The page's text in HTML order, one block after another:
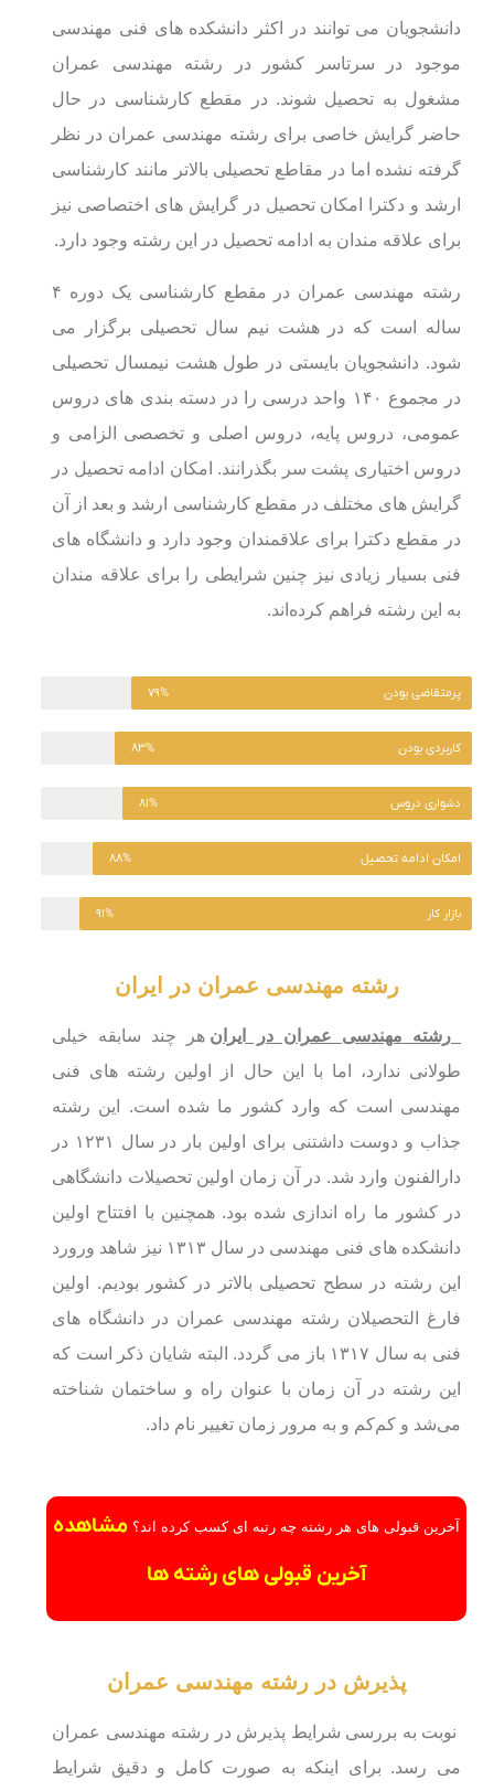
دانشجویان می توانند در اکثر دانشکده های فنی مهندسی
موجود در سرتاسر کشور در رشته مهندسی عمران
مشغول به تحصیل شوند. در مقطع کارشناسی در حال
حاضر گرایش خاصی برای رشته مهندسی عمران در نظر
گرفته نشده اما در مقاطع تحصیلی بالاتر مانند کارشناسی
ارشد و دکترا امکان تحصیل در گرایش های اختصاصی نیز
برای علاقه مندان به ادامه تحصیل در این رشته وجود دارد.
رشته مهندسی عمران در مقطع کارشناسی یک دوره ۴
ساله است که در هشت نیم سال تحصیلی برگزار می
شود. دانشجویان بایستی در طول هشت نیمسال تحصیلی
در مجموع ۱۴۰ واحد درسی را در دسته بندی های دروس
عمومی، دروس پایه، دروس اصلی و تخصصی الزامی و
دروس اختیاری پشت سر بگذرانند. امکان ادامه تحصیل در
گرایش های مختلف در مقطع کارشناسی ارشد و بعد از آن
در مقطع دکترا برای علاقمندان وجود دارد و دانشگاه های
فنی بسیار زیادی نیز چنین شرایطی را برای علاقه مندان
به این رشته فراهم کرده‌اند.
پرمتقاضی بودن ۷۹%
کاربردی بودن ۸۳%
دشواری دروس ۸۱%
امکان ادامه تحصیل ۸۸%
بازار کار ۹۱%
رشته مهندسی عمران در ایران
رشته مهندسی عمران در ایران هر چند سابقه خیلی
طولانی ندارد، اما با این حال از اولین رشته های فنی
مهندسی است که وارد کشور ما شده است. این رشته
جذاب و دوست داشتنی برای اولین بار در سال ۱۲۳۱ در
دارالفنون وارد شد. در آن زمان اولین تحصیلات دانشگاهی
در کشور ما راه اندازی شده بود. همچنین با افتتاح اولین
دانشکده های فنی مهندسی در سال ۱۳۱۳ نیز شاهد ورورد
این رشته در سطح تحصیلی بالاتر در کشور بودیم. اولین
فارغ التحصیلان رشته مهندسی عمران در دانشگاه های
فنی به سال ۱۳۱۷ باز می گردد. البته شایان ذکر است که
این رشته در آن زمان با عنوان راه و ساختمان شناخته
می‌شد و کم‌کم و به مرور زمان تغییر نام داد.
آخرین قبولی های هر رشته چه رتبه ای کسب کرده اند؟ مشاهده
آخرین قبولی های رشته ها
پذیرش در رشته مهندسی عمران
نوبت به بررسی شرایط پذیرش در رشته مهندسی عمران
می رسد. برای اینکه به صورت کامل و دقیق شرایط